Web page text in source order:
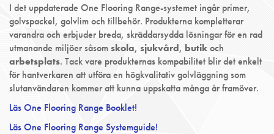
I det uppdaterade One Flooring Range-systemet ingår primer,
golvspackel, golvlim och tillbehör. Produkterna kompletterar
varandra och erbjuder breda, skräddarsydda lösningar för en rad
utmanande miljöer såsomskola, sjukvård, butikoch
arbetsplats. Tack vare produkternas kompabilitet blir det enkelt
för hantverkaren att utföra en högkvalitativ golvläggning som
slutanvändaren kommer att kunna uppskatta många år framöver.
Läs One Flooring Range Booklet!
Läs One Flooring Range Systemguide!